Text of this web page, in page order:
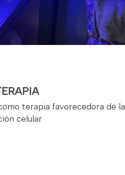
terapia favorecedora de la
celular